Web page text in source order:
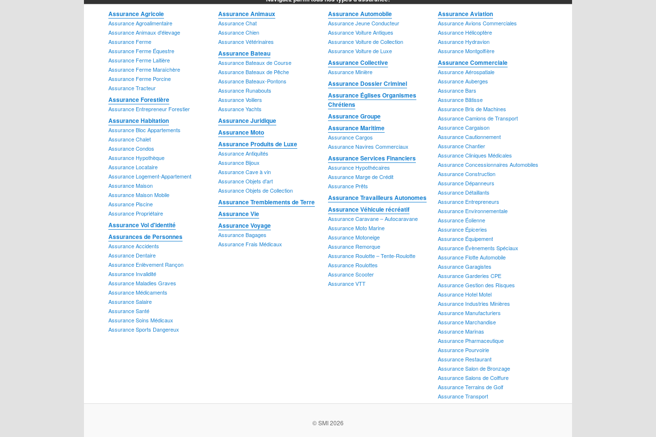
Assurance Dossier Criminel
Assurance Églises Organismes
Chrétiens
Assurance Forestière
Assurance Entrepreneur Forestier
Assurance Groupe
Assurance Habitation
Assurance Bloc Appartements
Assurance Chalet
Assurance Condos
Assurance Hypothèque
Assurance Locataire
Assurance Logement-Appartement
Assurance Maison
Assurance Maison Mobile
Assurance Piscine
Assurance Propriétaire
Assurance Juridique Assurance Maritime
Assurance Cargos
Assurance Navires Commerciaux
Assurance Moto Assurance Produits de Luxe
Assurance Antiquités
Assurance Bijoux
Assurance Cave à vin
Assurance Objets d'art
Assurance Objets de Collection
Assurance Services Financiers
Assurance Hypothécaires
Assurance Marge de Crédit
Assurance Prêts
Assurance Tremblements de Terre Assurance Véhicule récréatif
Assurance Caravane – Autocaravane
Assurance Moto Marine
Assurance Motoneige
Assurance Remorque
Assurance Roulotte – Tente-Roulotte
Assurance Roulottes
Assurance Scooter
Assurance VTT
Assurance Vie Assurance Voyage Assurances de Personnes
Assurance Accidents
Assurance Dentaire
Assurance Enlèvement Rançon
Assurance Invalidité
Assurance Maladies Graves
Assurance Médicaments
Assurance Salaire
Assurance Soins Médicaux
Assurance Sports Dangereux
Assurance Agricole
Assurance Agroalimentaire
Assurance Animaux d'élevage
Assurance Ferme
Assurance Ferme Équestre
Assurance Ferme Laitière
Assurance Ferme Maraîchère
Assurance Ferme Porcine
Assurance Tracteur
Assurance Animaux
Assurance Chat
Assurance Chien
Assurance Vétérinaires
Assurance Automobile
Assurance Jeune Conducteur
Assurance Voiture Antiques
Assurance Voiture de Collection
Assurance Voiture de Luxe
Assurance Aviation
Assurance Avions Commerciales
Assurance Hélicoptère
Assurance Hydravion
Assurance Montgolfière
Assurance Bateau
Assurance Bateaux de Course
Assurance Bateaux de Pêche
Assurance Bateaux-Pontons
Assurance Runabouts
Assurance Voiliers
Assurance Yachts
Assurance Collective
Assurance Minière
Assurance Commerciale
Assurance Aérospatiale
Assurance Auberges
Assurance Bars
Assurance Bâtisse
Assurance Bris de Machines
Assurance Camions de Transport
Assurance Cargaison
Assurance Cautionnement
Assurance Chantier
Assurance Cliniques Médicales
Assurance Concessionnaires Automobiles
Assurance Construction
Assurance Dépanneurs
Assurance Détaillants
Assurance Entrepreneurs
Assurance Environnementale
Assurance Éolienne
Assurance Épiceries
Assurance Équipement
Assurance Évènements Spéciaux
Assurance Flotte Automobile
Assurance Garagistes
Assurance Garderies CPE
Assurance Gestion des Risques
Assurance Hotel Motel
Assurance Industries Minières
Assurance Manufacturiers
Assurance Marchandise
Assurance Marinas
Assurance Pharmaceutique
Assurance Pourvoirie
Assurance Restaurant
Assurance Salon de Bronzage
Assurance Salons de Coiffure
Assurance Terrains de Golf
Assurance Transport
Assurance Dossier Criminel
Assurance Églises Organismes
Chrétiens
Assurance Forestière
Assurance Entrepreneur Forestier
Assurance Groupe
Assurance Habitation
Assurance Bloc Appartements
Assurance Chalet
Assurance Condos
Assurance Hypothèque
Assurance Locataire
Assurance Logement-Appartement
Assurance Maison
Assurance Maison Mobile
Assurance Piscine
Assurance Propriétaire
Assurance Juridique
Assurance Maritime
Assurance Cargos
Assurance Navires Commerciaux
Assurance Moto
Assurance Produits de Luxe
Assurance Antiquités
Assurance Bijoux
Assurance Cave à vin
Assurance Objets d'art
Assurance Objets de Collection
Assurance Services Financiers
Assurance Hypothécaires
Assurance Marge de Crédit
Assurance Prêts
Assurance Travailleurs Autonomes
Assurance Tremblements de Terre
Assurance Véhicule récréatif
Assurance Caravane – Autocaravane
Assurance Moto Marine
Assurance Motoneige
Assurance Remorque
Assurance Roulotte – Tente-Roulotte
Assurance Roulottes
Assurance Scooter
Assurance VTT
Assurance Vie
Assurance Vol d'identité
Assurance Voyage
Assurance Bagages
Assurance Frais Médicaux
Assurances de Personnes
Assurance Accidents
Assurance Dentaire
Assurance Enlèvement Rançon
Assurance Invalidité
Assurance Maladies Graves
Assurance Médicaments
Assurance Salaire
Assurance Santé
Assurance Soins Médicaux
Assurance Sports Dangereux
© SMI 2026